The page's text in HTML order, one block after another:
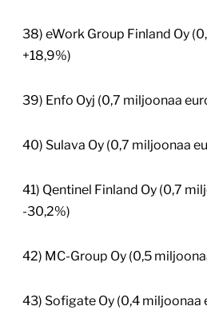
38) eWork Group Finland Oy
+18,9%)
39) Enfo Oyj (0,7 miljoonaa
40) Sulava Oy (0,7 miljoonaa
41) Qentinel Finland Oy (0,7
-30,2%)
42) MC-Group Oy (0,5
43) Sofigate Oy (0,4 miljoonaa